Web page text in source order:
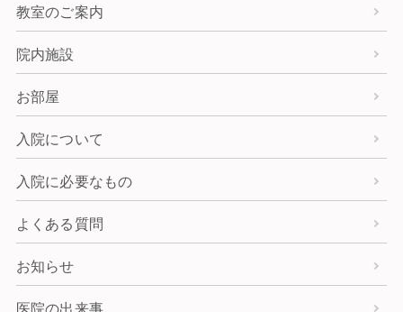
教室のご案内
院内施設
お部屋
入院について
入院に必要なもの
よくある質問
お知らせ